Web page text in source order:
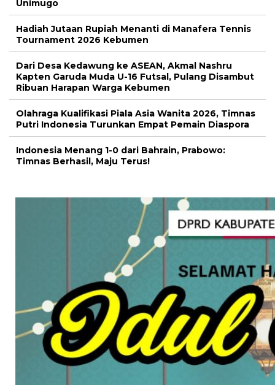
Unimugo
Hadiah Jutaan Rupiah Menanti di Manafera Tennis
Tournament 2026 Kebumen
Dari Desa Kedawung ke ASEAN, Akmal Nashru
Kapten Garuda Muda U-16 Futsal, Pulang Disambut
Ribuan Harapan Warga Kebumen
Olahraga Kualifikasi Piala Asia Wanita 2026, Timnas
Putri Indonesia Turunkan Empat Pemain Diaspora
Indonesia Menang 1-0 dari Bahrain, Prabowo:
Timnas Berhasil, Maju Terus!